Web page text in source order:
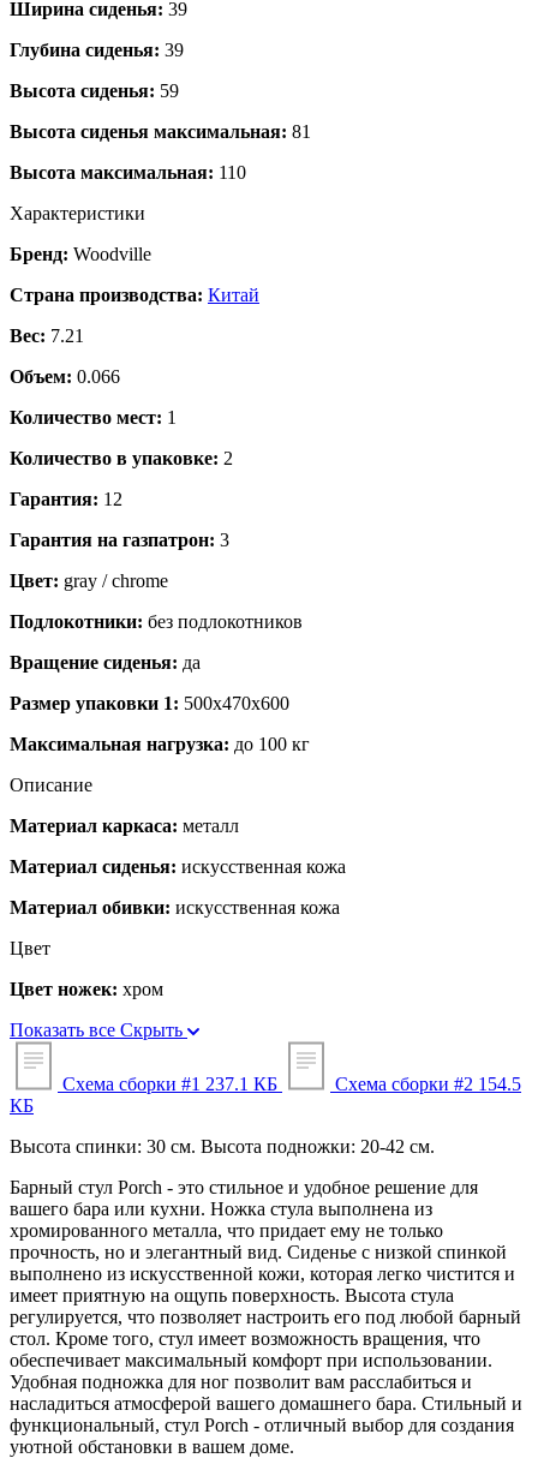
Ширина сиденья: 39
Глубина сиденья: 39
Высота сиденья: 59
Высота сиденья максимальная: 81
Высота максимальная: 110
Характеристики
Бренд: Woodville
Страна производства: Китай
Вес: 7.21
Объем: 0.066
Количество мест: 1
Количество в упаковке: 2
Гарантия: 12
Гарантия на газпатрон: 3
Цвет: gray / chrome
Подлокотники: без подлокотников
Вращение сиденья: да
Размер упаковки 1: 500x470x600
Максимальная нагрузка: до 100 кг
Описание
Материал каркаса: металл
Материал сиденья: искусственная кожа
Материал обивки: искусственная кожа
Цвет
Цвет ножек: хром
Показать все Скрыть
Схема сборки #1 237.1 КБ Схема сборки #2 154.5
КБ
Высота спинки: 30 см. Высота подножки: 20-42 см.
Барный стул Porch - это стильное и удобное решение для
вашего бара или кухни. Ножка стула выполнена из
хромированного металла, что придает ему не только
прочность, но и элегантный вид. Сиденье с низкой спинкой
выполнено из искусственной кожи, которая легко чистится и
имеет приятную на ощупь поверхность. Высота стула
регулируется, что позволяет настроить его под любой барный
стол. Кроме того, стул имеет возможность вращения, что
обеспечивает максимальный комфорт при использовании.
Удобная подножка для ног позволит вам расслабиться и
насладиться атмосферой вашего домашнего бара. Стильный и
функциональный, стул Porch - отличный выбор для создания
уютной обстановки в вашем доме.